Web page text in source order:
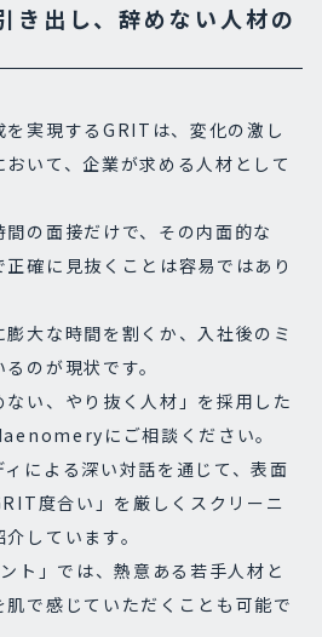
き出し、辞めない人材の
実現するGRITは、変化の激し
いて、企業が求める人材として
の面接だけで、その内面的な
正確に見抜くことは容易ではあり
大な時間を割くか、入社後のミ
のが現状です。
い、やり抜く人材」を採用した
にご相談ください。
による深い対話を通じて、表面
度合い」を厳しくスクリーニ
しています。
ト」では、熱意ある若手人材と
で感じていただくことも可能で